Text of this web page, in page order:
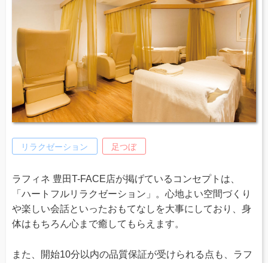
リラクゼーション 足つぼ
ラフィネ 豊田T-FACE店が掲げているコンセプトは、
「ハートフルリラクゼーション」。心地よい空間づくり
や楽しい会話といったおもてなしを大事にしており、身
体はもちろん心まで癒してもらえます。
また、開始10分以内の品質保証が受けられる点も、ラフ